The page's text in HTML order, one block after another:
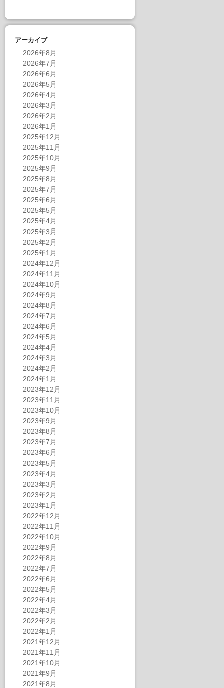
アーカイブ
2026年8月
2026年7月
2026年6月
2026年5月
2026年4月
2026年3月
2026年2月
2026年1月
2025年12月
2025年11月
2025年10月
2025年9月
2025年8月
2025年7月
2025年6月
2025年5月
2025年4月
2025年3月
2025年2月
2025年1月
2024年12月
2024年11月
2024年10月
2024年9月
2024年8月
2024年7月
2024年6月
2024年5月
2024年4月
2024年3月
2024年2月
2024年1月
2023年12月
2023年11月
2023年10月
2023年9月
2023年8月
2023年7月
2023年6月
2023年5月
2023年4月
2023年3月
2023年2月
2023年1月
2022年12月
2022年11月
2022年10月
2022年9月
2022年8月
2022年7月
2022年6月
2022年5月
2022年4月
2022年3月
2022年2月
2022年1月
2021年12月
2021年11月
2021年10月
2021年9月
2021年8月